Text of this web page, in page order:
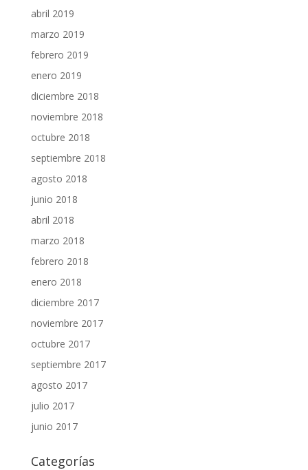
abril 2019
marzo 2019
febrero 2019
enero 2019
diciembre 2018
noviembre 2018
octubre 2018
septiembre 2018
agosto 2018
junio 2018
abril 2018
marzo 2018
febrero 2018
enero 2018
diciembre 2017
noviembre 2017
octubre 2017
septiembre 2017
agosto 2017
julio 2017
junio 2017
Categorías